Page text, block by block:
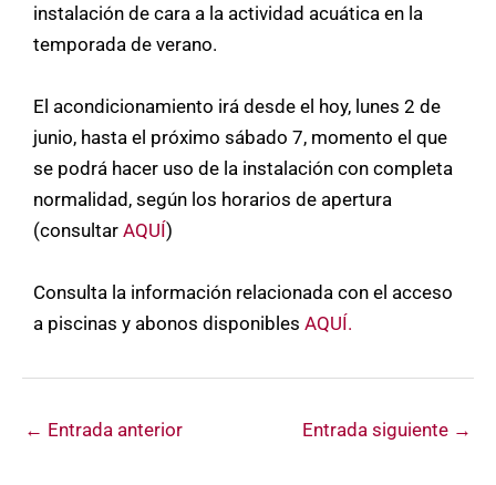
instalación de cara a la actividad acuática en la
temporada de verano.
El acondicionamiento irá desde el hoy, lunes 2 de
junio, hasta el próximo sábado 7, momento el que
se podrá hacer uso de la instalación con completa
normalidad, según los horarios de apertura
(consultar AQUÍ)
Consulta la información relacionada con el acceso
a piscinas y abonos disponibles AQUÍ.
← Entrada anterior Entrada siguiente →